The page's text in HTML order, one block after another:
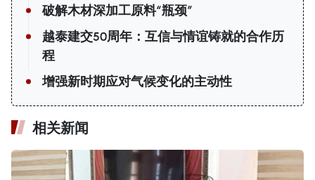
破解木材深加工原料“瓶颈”
越泰建交50周年：互信与情谊铸就的合作历
程
增强新时期应对气候变化的主动性
相关新闻